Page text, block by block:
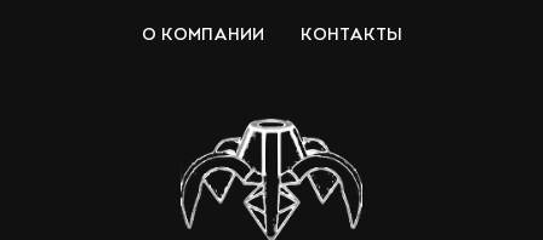
О КОМПАНИИ КОНТАКТЫ